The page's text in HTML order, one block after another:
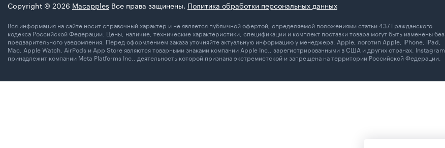
Copyright © 2026 Macapples Все права защинены. Политика обработки персональных данных
Вся информация на сайте носит справочный характер и не является публичной офертой, определяемой положениями статьи 437 Гражданского
кодекса Российской Федерации. Цены, наличие, технические характеристики, спецификации и комплект поставки товара могут быть изменены без
предварительного уведомления. Перед оформлением заказа уточняйте актуальную информацию у менеджера. Apple, логотип Apple, iPhone, iPad,
Mac, Apple Watch, AirPods и App Store являются товарными знаками компании Apple Inc., зарегистрированными в США и других странах. Instagram
принадлежит компании Meta Platforms Inc., деятельность которой признана экстремистской и запрещена на территории Российской Федерации.